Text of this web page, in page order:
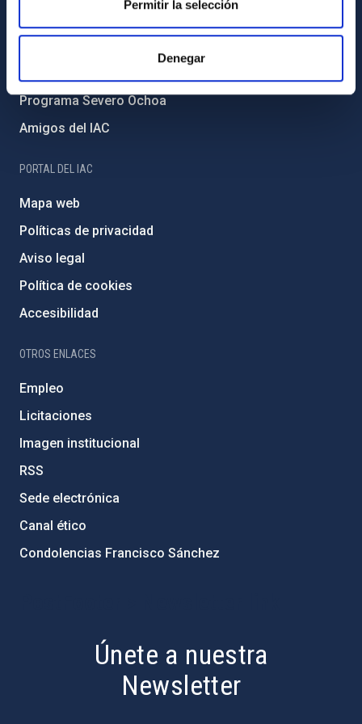
Permitir la selección
Denegar
Programa Severo Ochoa
Amigos del IAC
PORTAL DEL IAC
Mapa web
Políticas de privacidad
Aviso legal
Política de cookies
Accesibilidad
OTROS ENLACES
Empleo
Licitaciones
Imagen institucional
RSS
Sede electrónica
Canal ético
Condolencias Francisco Sánchez
Únete a nuestra
Newsletter